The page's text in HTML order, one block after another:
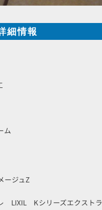
細情報
ム
ージュZ
LIXIL Kシリーズエクストラ